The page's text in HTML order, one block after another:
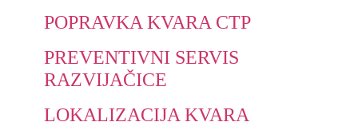
POPRAVKA KVARA CTP
PREVENTIVNI SERVIS
RAZVIJAČICE
LOKALIZACIJA KVARA